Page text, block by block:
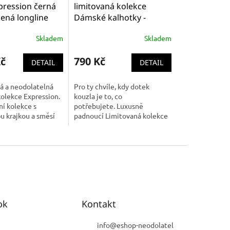
černá
longline
Skladem
DETAIL
a neodolatelná
Expression.
kolekce s
krajkou a směsí
limitovaná kolekce
Dámské kalhotky -
Expression (short freya
Skladem
790 Kč DETAIL
Pro ty chvíle, kdy dotek
kouzla je to, co
potřebujete. Luxusně
padnoucí Limitovaná kolekce
Super sedí přes...
Kontakt
info@eshop-neodolatel